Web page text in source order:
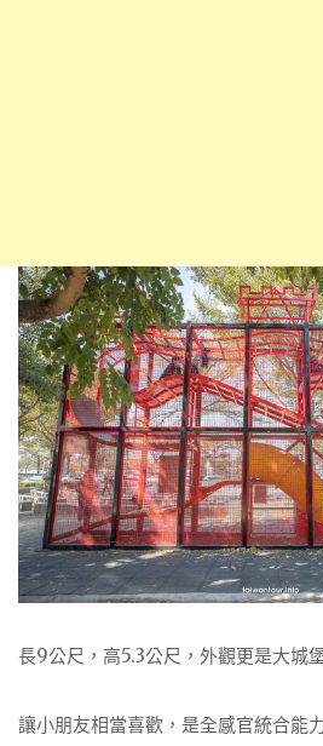
長9公尺，高5.3公尺，外觀更是大城
讓小朋友相當喜歡，是全感官統合能